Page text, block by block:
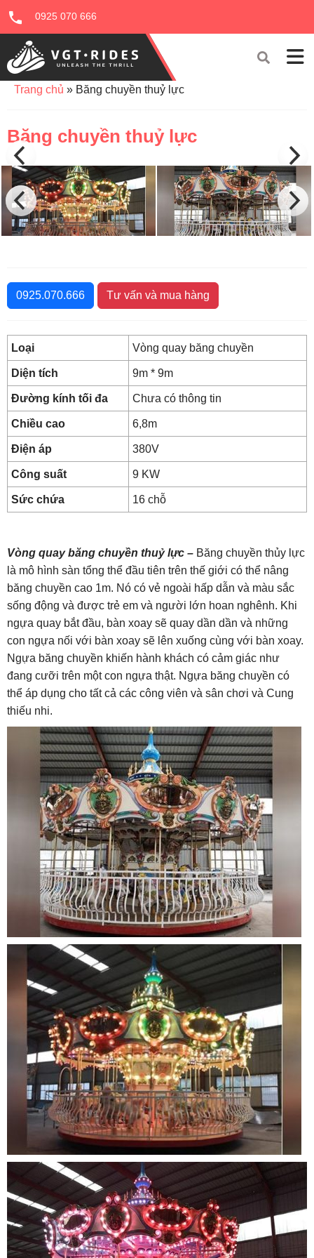
0925 070 666
Trang chủ » Băng chuyền thuỷ lực
Băng chuyền thuỷ lực
0925.070.666 Tư vấn và mua hàng
Loại Vòng quay băng chuyền
Diện tích 9m * 9m
Đường kính tối đa Chưa có thông tin
Chiều cao 6,8m
Điện áp 380V
Công suất 9 KW
Sức chứa 16 chỗ
Vòng quay băng chuyền thuỷ lực – Băng chuyền thủy lực
là mô hình sàn tổng thể đầu tiên trên thế giới có thể nâng
băng chuyền cao 1m. Nó có vẻ ngoài hấp dẫn và màu sắc
sống động và được trẻ em và người lớn hoan nghênh. Khi
ngựa quay bắt đầu, bàn xoay sẽ quay dần dần và những
con ngựa nối với bàn xoay sẽ lên xuống cùng với bàn xoay.
Ngựa băng chuyền khiến hành khách có cảm giác như
đang cưỡi trên một con ngựa thật. Ngựa băng chuyền có
thể áp dụng cho tất cả các công viên và sân chơi và Cung
thiếu nhi.